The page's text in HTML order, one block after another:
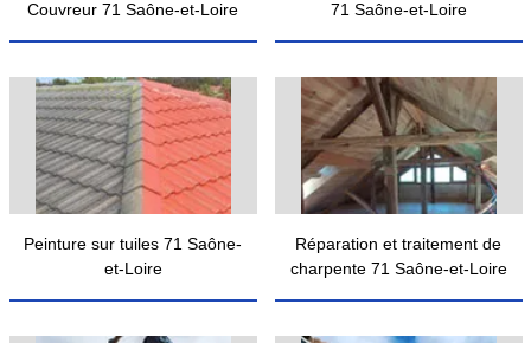
Couvreur 71 Saône-et-Loire
71 Saône-et-Loire
Peinture sur tuiles 71 Saône-
et-Loire
Réparation et traitement de
charpente 71 Saône-et-Loire